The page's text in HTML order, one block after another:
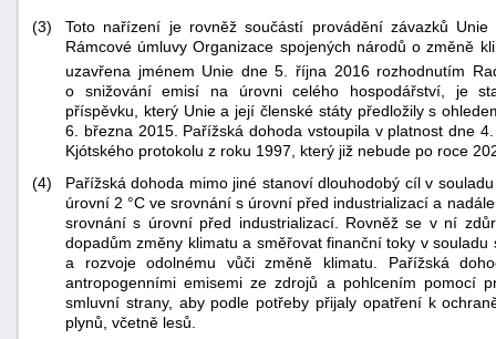
(3)
Toto nařízení je rovněž součástí provádění závazků
Rámcové úmluvy Organizace spojených národů o změně
uzavřena jménem Unie dne 5. října 2016 rozhodnutím
o snižování emisí na úrovni celého hospodářství, je
příspěvku, který Unie a její členské státy předložily s
6. března 2015. Pařížská dohoda vstoupila v platnost dne
Kjótského protokolu z roku 1997, který již nebude po roce
(4)
Pařížská dohoda mimo jiné stanoví dlouhodobý cíl v
úrovní 2 °C ve srovnání s úrovní před industrializací a
srovnání s úrovní před industrializací. Rovněž se v ní
dopadům změny klimatu a směřovat finanční toky v
a rozvoje odolnému vůči změně klimatu. Pařížská
antropogenními emisemi ze zdrojů a pohlcením pomocí
smluvní strany, aby podle potřeby přijaly opatření k
plynů, včetně lesů.
+náhrady